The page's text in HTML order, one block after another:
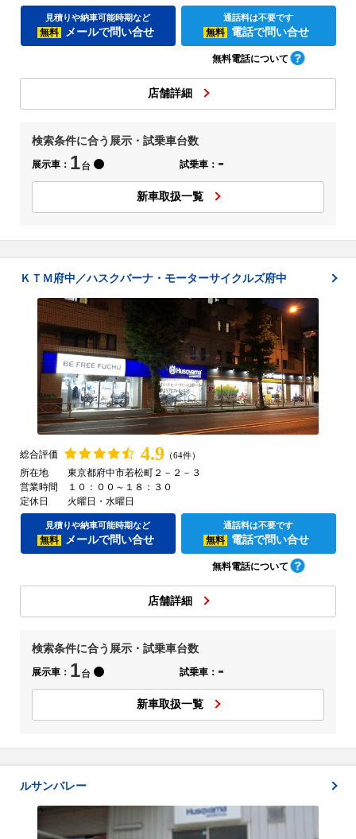
見積りや納車可能時期など
無料 メールで問い合せ
通話料は不要です
無料 電話で問い合せ
無料電話について
店舗詳細
検索条件に合う展示・試乗車台数
展示車： 1台 試乗車： -
新車取扱一覧
ＫＴＭ府中／ハスクバーナ・モーターサイクルズ府中
総合評価 4.9 （64件）
所在地
東京都府中市若松町２－２－３
営業時間
１０：００～１８：３０
定休日
火曜日・水曜日
見積りや納車可能時期など
無料 メールで問い合せ
通話料は不要です
無料 電話で問い合せ
無料電話について
店舗詳細
検索条件に合う展示・試乗車台数
展示車： 1台 試乗車： -
新車取扱一覧
ルサンバレー